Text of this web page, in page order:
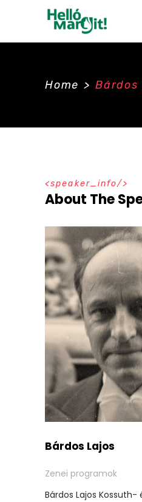
Home > Bárdos
speaker_info
About The
Bárdos Lajos
Zenei programok
Bárdos Lajos Kossuth-